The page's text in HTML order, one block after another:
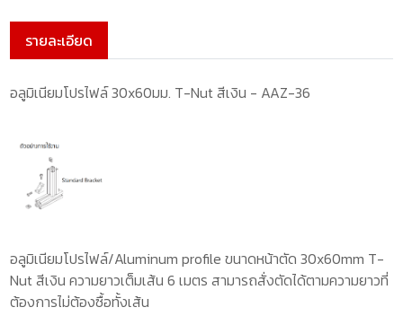
รายละเอียด
อลูมิเนียมโปรไฟล์ 30x60มม. T-Nut สีเงิน - AAZ-36
อลูมิเนียมโปรไฟล์/Aluminum profile ขนาดหน้าตัด 30x60mm T-
Nut สีเงิน ความยาวเต็มเส้น 6 เมตร สามารถสั่งตัดได้ตามความยาวที่
ต้องการไม่ต้องซื้อทั้งเส้น